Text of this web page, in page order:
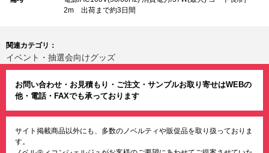
2m 出荷まで約3日間
関連カテゴリ：
イベント・抽選会向けグッズ
お問い合わせ・お見積もり・ご注文・サンプルお取り寄せはWEBの
他・電話・FAXでも承っております
サイト掲載商品以外にも、多数のノベルティや販促品を取り扱っておりま
す。